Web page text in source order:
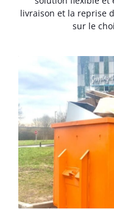
livraison et la reprise
sur le